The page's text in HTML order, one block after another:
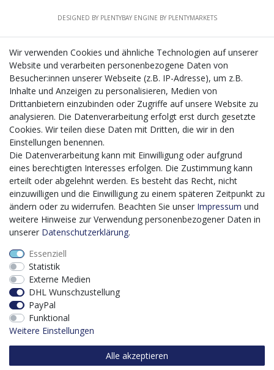
DESIGNED BY PLENTYBAYENGINE BY PLENTYMARKETS
CMS-Softwaresystems zur digitalen Optimierung
von Geschäftsprozessen
Mit dem vorgenannten Projekt, welches im Zeitraum vom
20.12.2023 bis zum 29.02.2024 im Rahmen des
Förderprogrammes Digitalisierung Zuschuss EFRE 2021
bis 2027 umgesetzt wird, möchten wir in die Anschaffung
eines Content-Management-Systems (CMS-
Softwaresystem) investieren, um unseren Online-Shop
künftig selbst verwalten zu können. Diese Software dient
der effizienteren gemeinschaftlichen Erstellung,
Bearbeitung, Organisation und Darstellung digitaler
Inhalte (Content) in unserem Unternehmen. Dies ist
insbesondere für den Vertrieb von Bedeutung. Bisher
Software digitalisiert werden was zu einer enormen
Zeitersparnis führt.
Dieses Vorhaben wird kofinanziert von der Europäischen
Union mithilfe von EFRE-Mitteln sowie durch Steuermittel
auf der Grundlage des vom Sächsischen Landtag
beschlossenen Haushaltes.
Wir verwenden Cookies und ähnliche Technologien auf unserer
Website und verarbeiten personenbezogene Daten von
Besucher:innen unserer Webseite (z.B. IP-Adresse), um z.B.
Inhalte und Anzeigen zu personalisieren, Medien von
Drittanbietern einzubinden oder Zugriffe auf unsere Website zu
analysieren. Die Datenverarbeitung erfolgt erst durch gesetzte
Cookies. Wir teilen diese Daten mit Dritten, die wir in den
Einstellungen benennen.
Die Datenverarbeitung kann mit Einwilligung oder aufgrund
eines berechtigten Interesses erfolgen. Die Zustimmung kann
erteilt oder abgelehnt werden. Es besteht das Recht, nicht
einzuwilligen und die Einwilligung zu einem späteren Zeitpunkt zu
ändern oder zu widerrufen. Beachten Sie unser Impressum und
weitere Hinweise zur Verwendung personenbezogener Daten in
unserer Daten­schutz­erklärung.
Essenziell
Statistik
Externe Medien
DHL Wunschzustellung
PayPal
Funktional
Weitere Einstellungen
Alle akzeptieren